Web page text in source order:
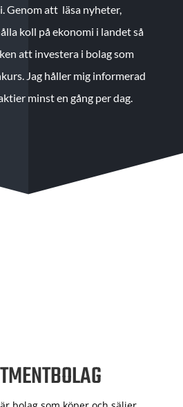
Genom att läsa nyheter,
koll på ekonomi i landet så
att investera i bolag som
Jag håller mig informerad
minst en gång per dag.